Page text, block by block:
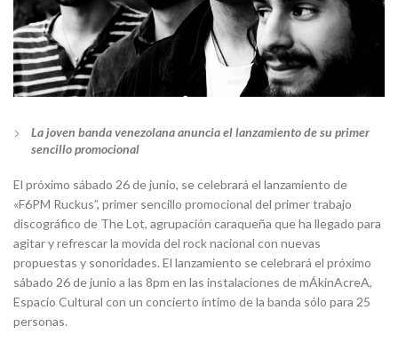
La joven banda venezolana anuncia el lanzamiento de su primer
sencillo promocional
El próximo sábado 26 de junio, se celebrará el lanzamiento de
«F6PM Ruckus”, primer sencillo promocional del primer trabajo
discográfico de The Lot, agrupación caraqueña que ha llegado para
agitar y refrescar la movida del rock nacional con nuevas
propuestas y sonoridades. El lanzamiento se celebrará el próximo
sábado 26 de junio a las 8pm en las instalaciones de mÁkinAcreA,
Espacio Cultural con un concierto íntimo de la banda sólo para 25
personas.